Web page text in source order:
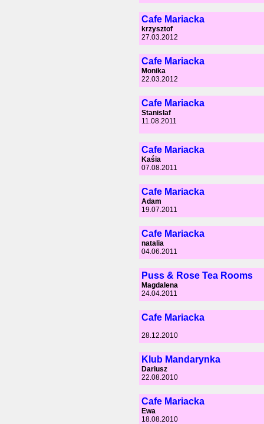
Cafe Mariacka
krzysztof
27.03.2012
Cafe Mariacka
Monika
22.03.2012
Cafe Mariacka
Stanislaf
11.08.2011
Cafe Mariacka
Kaśia
07.08.2011
Cafe Mariacka
Adam
19.07.2011
Cafe Mariacka
natalia
04.06.2011
Puss & Rose Tea Rooms
Magdalena
24.04.2011
Cafe Mariacka
28.12.2010
Klub Mandarynka
Dariusz
22.08.2010
Cafe Mariacka
Ewa
18.08.2010